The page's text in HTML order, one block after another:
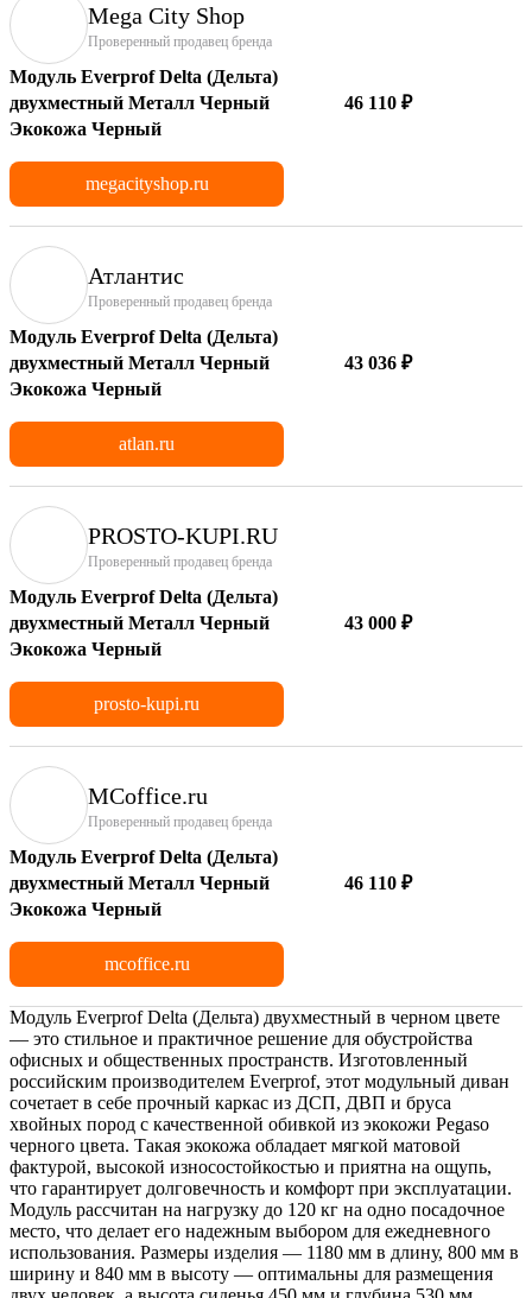
Mega City Shop
Проверенный продавец бренда
Модуль Everprof Delta (Дельта)
двухместный Металл Черный
Экокожа Черный
46 110 ₽
megacityshop.ru
Атлантис
Проверенный продавец бренда
Модуль Everprof Delta (Дельта)
двухместный Металл Черный
Экокожа Черный
43 036 ₽
atlan.ru
PROSTO-KUPI.RU
Проверенный продавец бренда
Модуль Everprof Delta (Дельта)
двухместный Металл Черный
Экокожа Черный
43 000 ₽
prosto-kupi.ru
MCoffice.ru
Проверенный продавец бренда
Модуль Everprof Delta (Дельта)
двухместный Металл Черный
Экокожа Черный
46 110 ₽
mcoffice.ru
Модуль Everprof Delta (Дельта) двухместный в черном цвете
— это стильное и практичное решение для обустройства
офисных и общественных пространств. Изготовленный
российским производителем Everprof, этот модульный диван
сочетает в себе прочный каркас из ДСП, ДВП и бруса
хвойных пород с качественной обивкой из экокожи Pegaso
черного цвета. Такая экокожа обладает мягкой матовой
фактурой, высокой износостойкостью и приятна на ощупь,
что гарантирует долговечность и комфорт при эксплуатации.
Модуль рассчитан на нагрузку до 120 кг на одно посадочное
место, что делает его надежным выбором для ежедневного
использования. Размеры изделия — 1180 мм в длину, 800 мм в
ширину и 840 мм в высоту — оптимальны для размещения